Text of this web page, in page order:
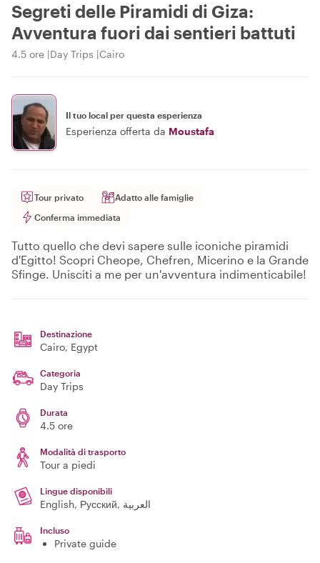
Segreti delle Piramidi di Giza:
Avventura fuori dai sentieri battuti
4.5 ore Day Trips Cairo
Il tuo local per questa esperienza
Esperienza offerta da Moustafa
Tour privato
Adatto alle famiglie
Conferma immediata
Tutto quello che devi sapere sulle iconiche piramidi
d'Egitto! Scopri Cheope, Chefren, Micerino e la Grande
Sfinge. Unisciti a me per un'avventura indimenticabile!
Destinazione
Cairo, Egypt
Categoria
Day Trips
Durata
4.5 ore
Modalità di trasporto
Tour a piedi
Lingue disponibili
English, Русский, العربية
Incluso
Private guide